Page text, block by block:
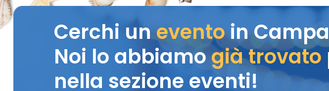
Cerchi uneventoin
Noi lo abbiamogià trovato
nella sezione eventi!